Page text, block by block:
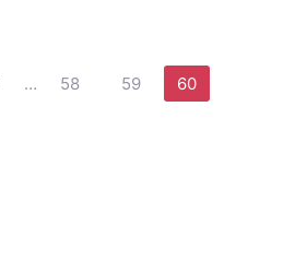
… 58 59 60